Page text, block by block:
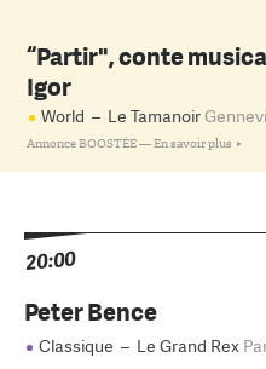
“Partir", conte
Igor
World – Le Tamanoir
Annonce BOOSTÉE —En savoir plus
20:00
Peter Bence
Classique – Le Grand Rex